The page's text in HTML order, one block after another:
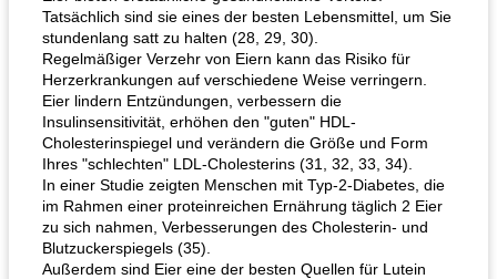
Tatsächlich sind sie eines der besten Lebensmittel, um Sie
stundenlang satt zu halten (28, 29, 30).
Regelmäßiger Verzehr von Eiern kann das Risiko für
Herzerkrankungen auf verschiedene Weise verringern.
Eier lindern Entzündungen, verbessern die
Insulinsensitivität, erhöhen den "guten" HDL-
Cholesterinspiegel und verändern die Größe und Form
Ihres "schlechten" LDL-Cholesterins (31, 32, 33, 34).
In einer Studie zeigten Menschen mit Typ-2-Diabetes, die
im Rahmen einer proteinreichen Ernährung täglich 2 Eier
zu sich nahmen, Verbesserungen des Cholesterin- und
Blutzuckerspiegels (35).
Außerdem sind Eier eine der besten Quellen für Lutein